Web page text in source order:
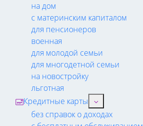
на дом
с материнским капиталом
для пенсионеров
военная
для молодой семьи
для многодетной семьи
на новостройку
льготная
Кредитные карты
без справок о доходах